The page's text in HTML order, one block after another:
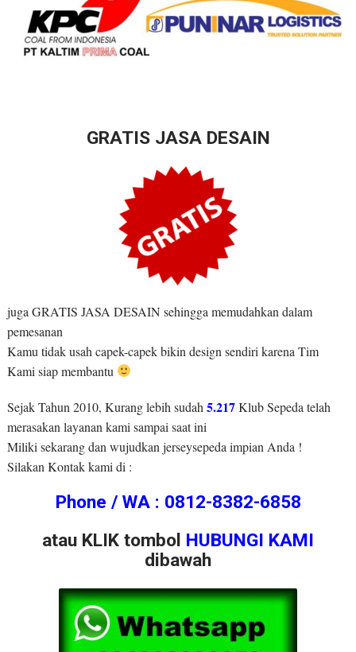
GRATIS JASA DESAIN
juga GRATIS JASA DESAIN sehingga memudahkan dalam
pemesanan
Kamu tidak usah capek-capek bikin design sendiri karena Tim
Kami siap membantu
Sejak Tahun 2010, Kurang lebih sudah 5.217Klub Sepeda telah
merasakan layanan kami sampai saat ini
Miliki sekarang dan wujudkan jerseysepeda impian Anda !
Silakan Kontak kami di :
Phone / WA : 0812-8382-6858
atau KLIK tombol HUBUNGI KAMI
dibawah